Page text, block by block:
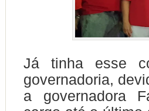
Já tinha esse
governadoria,
a governadora